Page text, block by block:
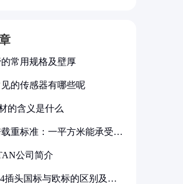
常用规格及壁厚
的传感器有哪些呢
的含义是什么
重标准：一平方米能承受多
公司简介
插头国标与欧标的区别及其